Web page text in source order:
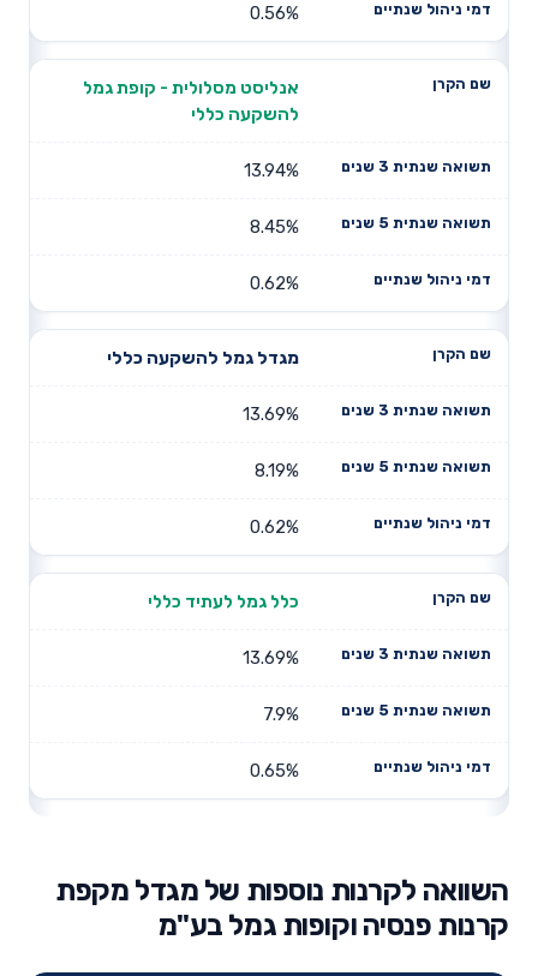
0.56%
אנליסט מסלולית - קופת גמל
להשקעה כללי
13.94%
8.45%
0.62%
מגדל גמל להשקעה כללי
13.69%
8.19%
0.62%
כלל גמל לעתיד כללי
13.69%
7.9%
0.65%
השוואה לקרנות נוספות של מגדל מקפת
קרנות פנסיה וקופות גמל בע"מ